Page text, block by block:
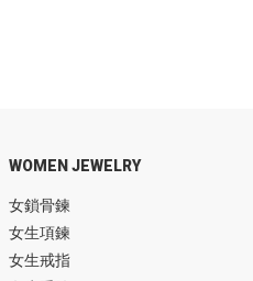
WOMEN JEWELRY
女鎖骨鍊
女生項鍊
女生戒指